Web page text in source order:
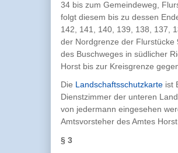
34 bis zum Gemeindeweg,
folgt diesem bis zu dessen
142, 141, 140, 139, 138, 137,
der Nordgrenze der
des Buschweges in südlicher
Horst bis zur Kreisgrenze
Die Landschaftsschutzkarte ist
Dienstzimmer der unteren
von jedermann eingesehen
Amtsvorsteher des Amtes
§ 3